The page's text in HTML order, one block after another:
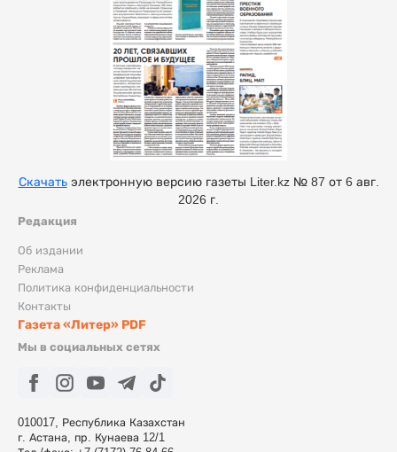
Редакция
Об издании
Реклама
Политика конфиденциальности
Контакты
Газета «Литер» PDF
Мы в социальных сетях
010017, Республика Казахстан
г. Астана, пр. Кунаева 12/1
Скачатьэлектронную версию газеты Liter.kz № 87 от 6 авг.
2026 г.